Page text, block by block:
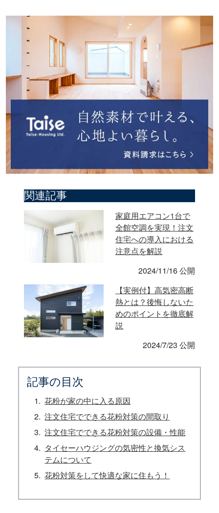
関連記事
家庭用エアコン1台で
全館空調を実現！注文
住宅への導入における
注意点を解説
2024/11/16 公開
【実例付】高気密高断
熱とは？後悔しないた
めのポイントを徹底解
説
2024/7/23 公開
記事の目次
花粉が家の中に入る原因
注文住宅でできる花粉対策の間取り
注文住宅でできる花粉対策の設備・性能
タイセーハウジングの気密性と換気シス
テムについて
花粉対策をして快適な家に住もう！